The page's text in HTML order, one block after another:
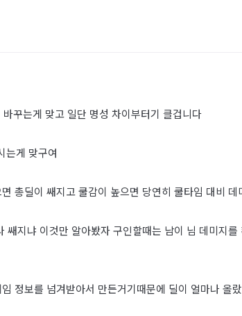
꾸는게 맞고 일단 명성 차이부터기 클겁니다
는게 맞구여
총딜이 쌔지고 쿨감이 높으면 당연히 쿨타임 대비
지냐 이것만 알아봤자 구인할때는 남이 님 데미지
정보를 넘겨받아서 만든거기때문에 딜이 얼마나 올